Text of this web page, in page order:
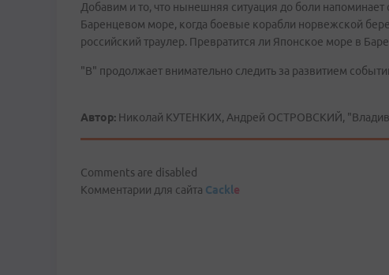
Добавим и то, что нынешняя ситуация до боли
Баренцевом море, когда боевые корабли норвежской
российский траулер. Превратится ли Японское море в
"В" продолжает внимательно следить за развитием
Автор: Николай КУТЕНКИХ, Андрей ОСТРОВСКИЙ,
Comments are disabled
Комментарии для сайта Cackle